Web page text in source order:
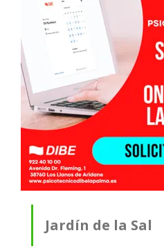
Jardín de la Sal